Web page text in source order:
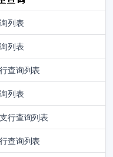
列表
列表
查询列表
列表
行查询列表
查询列表